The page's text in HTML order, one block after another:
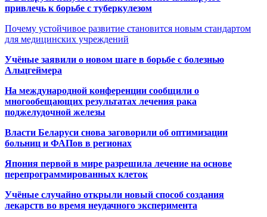
привлечь к борьбе с туберкулезом
Почему устойчивое развитие становится новым стандартом
для медицинских учреждений
Учёные заявили о новом шаге в борьбе с болезнью
Альцгеймера
На международной конференции сообщили о
многообещающих результатах лечения рака
поджелудочной железы
Власти Беларуси снова заговорили об оптимизации
больниц и ФАПов в регионах
Япония первой в мире разрешила лечение на основе
перепрограммированных клеток
Учёные случайно открыли новый способ создания
лекарств во время неудачного эксперимента